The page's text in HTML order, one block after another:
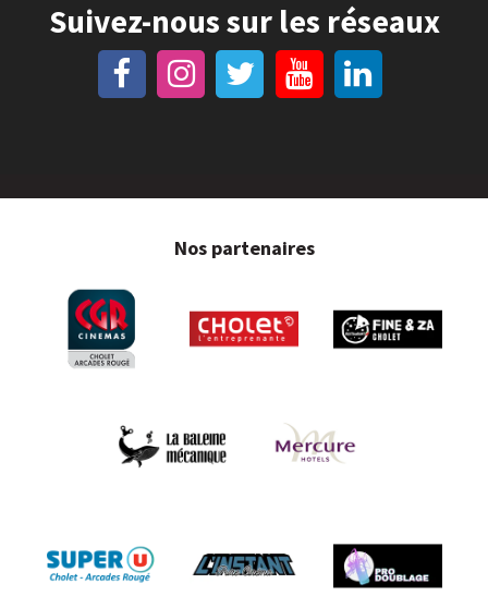
Suivez-nous sur les réseaux
Nos partenaires